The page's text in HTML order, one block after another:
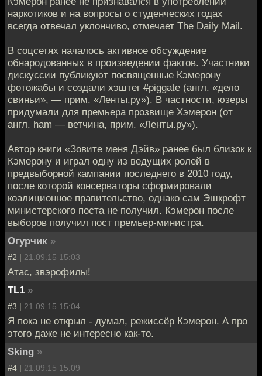
наркотиков и на вопросы о студенческих годах
всегда отвечал уклончиво, отмечает The Daily Mail.
В соцсетях началось активное обсуждение
обнародованных в произведении фактов. Участники
дискуссии публикуют посвященные Кэмерону
фотожабы и создали хэштег #piggate (англ. «дело
свиньи», — прим. «Ленты.ру»). В частности, юзеры
придумали для премьера прозвище Хэмерон (от
англ. ham — ветчина, прим. «Ленты.ру»).
Автор книги «Зовите меня Дэйв» ранее был близок к
Кэмерону и играл одну из ведущих ролей в
предвыборной кампании последнего в 2010 году,
после которой консерваторы сформировали
коалиционное правительство, однако сам Эшкрофт
министерского поста не получил. Кэмерон после
выборов получил пост премьер-министра.
Огурчик »
#2 | 21.09.15 15:03
Атас, звэрофилы!
TL1 »
#3 | 21.09.15 15:04
Я пока не открыл - думал, режиссёр Кэмерон. А про
этого даже не интересно как-то.
Sking »
#4 | 21.09.15 15:09